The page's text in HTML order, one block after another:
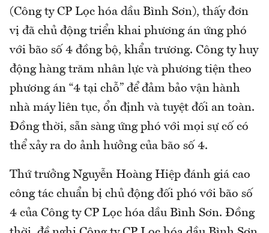
(Công ty CP Lọc hóa dầu Bình Sơn), thấy đơn
vị đã chủ động triển khai phương án ứng phó
với bão số 4 đồng bộ, khẩn trương. Công ty huy
động hàng trăm nhân lực và phương tiện theo
phương án “4 tại chỗ” để đảm bảo vận hành
nhà máy liên tục, ổn định và tuyệt đối an toàn.
Đồng thời, sẵn sàng ứng phó với mọi sự cố có
thể xảy ra do ảnh hưởng của bão số 4.
Thứ trưởng Nguyễn Hoàng Hiệp đánh giá cao
công tác chuẩn bị chủ động đối phó với bão số
4 của Công ty CP Lọc hóa dầu Bình Sơn. Đồng